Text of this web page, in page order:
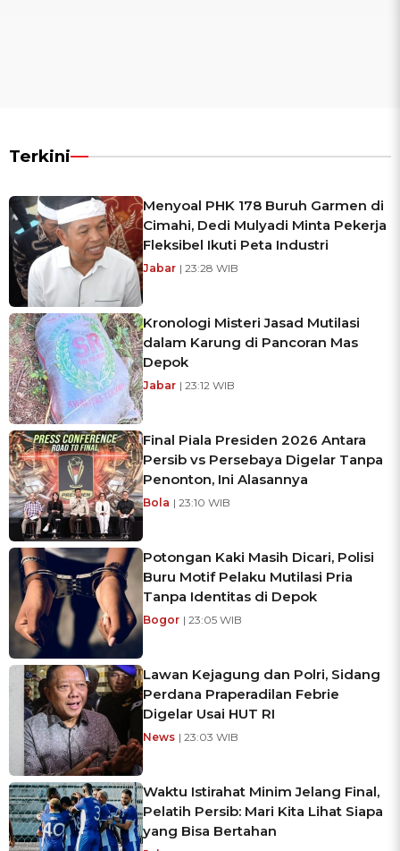
Terkini
Menyoal PHK 178 Buruh Garmen di
Cimahi, Dedi Mulyadi Minta Pekerja
Fleksibel Ikuti Peta Industri
Jabar | 23:28 WIB
Kronologi Misteri Jasad Mutilasi
dalam Karung di Pancoran Mas
Depok
Jabar | 23:12 WIB
Final Piala Presiden 2026 Antara
Persib vs Persebaya Digelar Tanpa
Penonton, Ini Alasannya
Bola | 23:10 WIB
Potongan Kaki Masih Dicari, Polisi
Buru Motif Pelaku Mutilasi Pria
Tanpa Identitas di Depok
Bogor | 23:05 WIB
Lawan Kejagung dan Polri, Sidang
Perdana Praperadilan Febrie
Digelar Usai HUT RI
News | 23:03 WIB
Waktu Istirahat Minim Jelang Final,
Pelatih Persib: Mari Kita Lihat Siapa
yang Bisa Bertahan